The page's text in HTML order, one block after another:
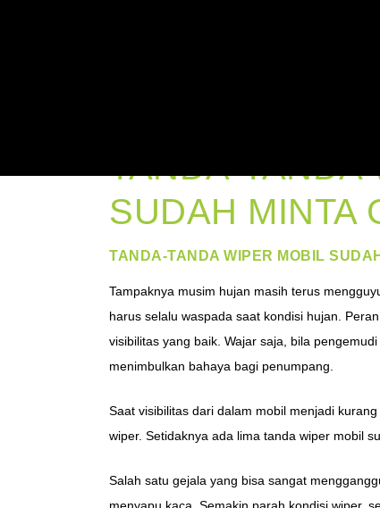
TANDA-TANDA
SUDAH MINTA
TANDA-TANDA WIPER MOBIL
Tampaknya musim hujan masih terus
harus selalu waspada saat kondisi hujan.
visibilitas yang baik. Wajar saja, bila
menimbulkan bahaya bagi penumpang.
Saat visibilitas dari dalam mobil menjadi
wiper. Setidaknya ada lima tanda wiper mobil
Salah satu gejala yang bisa sangat